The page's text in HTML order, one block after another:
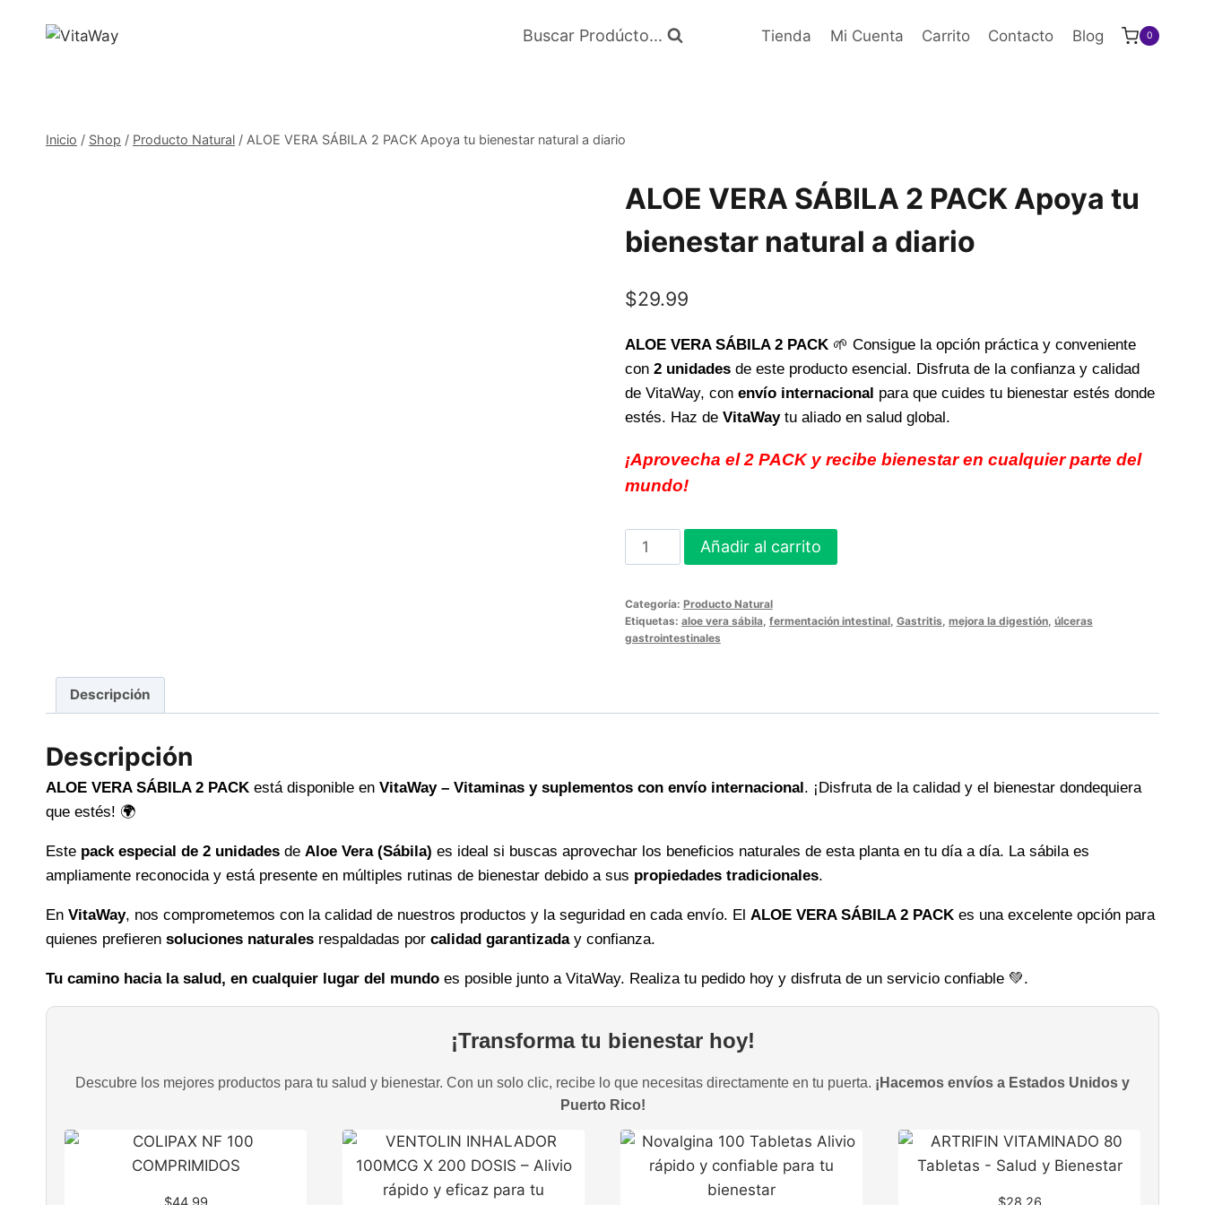
Buscar Prodúcto... Tienda Mi Cuenta Carrito Contacto Blog 0
Inicio / Shop / Producto Natural / ALOE VERA SÁBILA 2 PACK Apoya tu bienestar natural a diario
ALOE VERA SÁBILA 2 PACK Apoya tu
bienestar natural a diario
$29.99
ALOE VERA SÁBILA 2 PACK🌱 Consigue la opción práctica y conveniente
con 2 unidadesde este producto esencial. Disfruta de la confianza y calidad
de VitaWay, con envío internacional para que cuides tu bienestar estés donde
estés. Haz de VitaWaytu aliado en salud global.
¡Aprovecha el 2 PACK y recibe bienestar en cualquier parte del
mundo!
ALOE
VERA
2
PACK
bienestar
diario
Añadir al carrito
Categoría: Producto Natural
Etiquetas: aloe vera sábila, fermentación intestinal, Gastritis mejora la digestión, úlceras
gastrointestinales
Descripción
Descripción
ALOE VERA SÁBILA 2 PACK está disponible en VitaWay – Vitaminas y suplementos con envío internacional . ¡Disfruta de la calidad y el bienestar dondequiera
que estés! 🌍
Este pack especial de 2 unidades de Aloe Vera (Sábila) es ideal si buscas aprovechar los beneficios naturales de esta planta en tu día a día. La sábila es
ampliamente reconocida y está presente en múltiples rutinas de bienestar debido a sus propiedades tradicionales.
En VitaWay, nos comprometemos con la calidad de nuestros productos y la seguridad en cada envío. El ALOE VERA SÁBILA 2 PACK es una excelente opción para
quienes prefieren soluciones naturales respaldadas por calidad garantizaday confianza.
Tu camino hacia la salud, en cualquier lugar del mundo es posible junto a VitaWay. Realiza tu pedido hoy y disfruta de un servicio confiable 💚.
¡Transforma tu bienestar hoy!
Descubre los mejores productos para tu salud y bienestar. Con un solo clic, recibe lo que necesitas directamente en tu puerta. ¡Hacemos envíos a Estados Unidos y
Puerto Rico!